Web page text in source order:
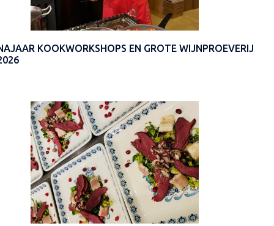
KOOKWORKSHOPS EN GROTE WIJNPROEVERIJ